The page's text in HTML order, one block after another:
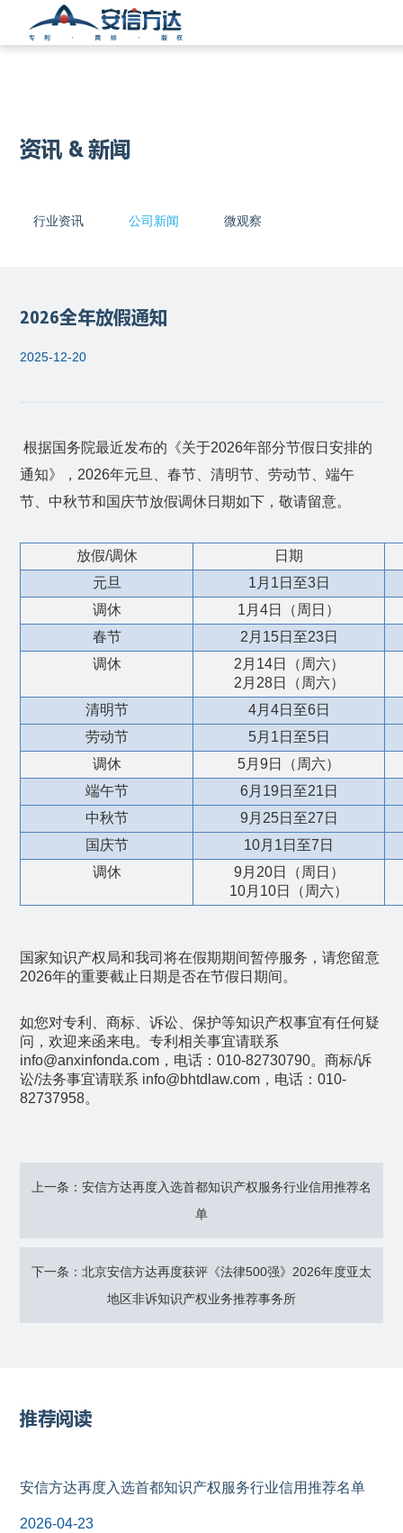
资讯 & 新闻
行业资讯 公司新闻 微观察
2026全年放假通知
2025-12-20
根据国务院最近发布的《关于2026年部分节假日安排的
通知》， 2026年元旦、春节、清明节、劳动节、端午
节、中秋节和国庆节放假调休日期如下，敬请留意。
放假/调休
日期
元旦
1 月 1 日至3日
调休
1 月4日（周日）
春节
2 月 15日至23日
调休
2 月 14日（周六）
2 月 28日（周六）
清明节
4月 4日至6日
劳动节
5月 1 日至5日
调休
5月9日（周六）
端午节
6月 19 日至21 日
中秋节
9 月 25日至27 日
国庆节
10月 1 日至7 日
调休
9月 20日（周日）
10月 10日（周六）
国家知识产权局和我司将在假期期间暂停服务，请您留意
2026年的重要截止日期是否在节假日期间。
如您对专利、商标、诉讼、保护等知识产权事宜有任何疑
问，欢迎来函来电。专利相关事宜请联系
info@anxinfonda.com ，电话：010-82730790。商标/诉
讼/法务事宜请联系 info@bhtdlaw.com ，电话：010-
82737958。
上一条：安信方达再度入选首都知识产权服务行业信用推荐名
单
下一条：北京安信方达再度获评《法律500强》2026年度亚太
地区非诉知识产权业务推荐事务所
推荐阅读
安信方达再度入选首都知识产权服务行业信用推荐名单
2026-04-23